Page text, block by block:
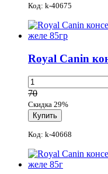
Код: k-40675
Royal Canin
70
Скидка 29%
Код: k-40668